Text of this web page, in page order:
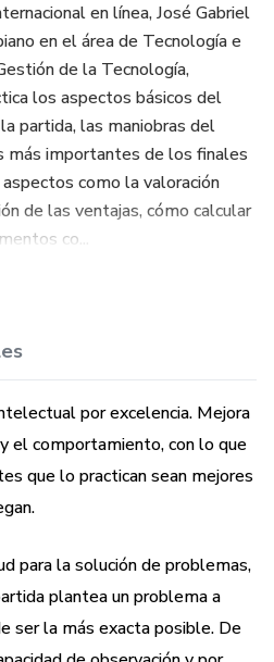
en línea, José Gabriel
en el área de Tecnología e
de la Tecnología,
los aspectos básicos del
partida, las maniobras del
más importantes de los finales
como la valoración
de las ventajas, cómo calcular
co...
por excelencia. Mejora
el comportamiento, con lo que
que lo practican sean mejores
para la solución de problemas,
plantea un problema a
ser la más exacta posible. De